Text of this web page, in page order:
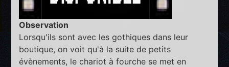
Observation
Lorsqu'ils sont avec les gothiques dans leur
boutique, on voit qu'à la suite de petits
évènements, le chariot à fourche se met en